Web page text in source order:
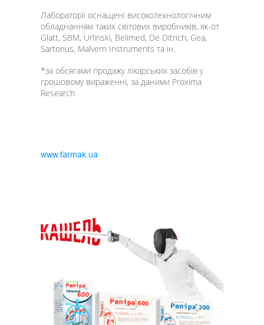
Лабораторії оснащені високотехнологічним
обладнанням таких світових виробників, як-от
Glatt, SBM, Urlinski, Belimed, De Ditrich, Gea,
Sartorius, Malvern Instruments та ін.
*за обсягами продажу лікарських засобів у
грошовому вираженні, за даними Proxima
Research
www.farmak.ua